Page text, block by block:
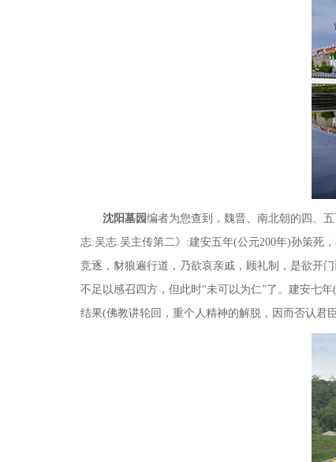
沈阳墓园编者为您查到，魏晋、南北朝的四、
志.吴志.吴主传第二》 :建安五年(公元200年)孙策死
竞逐，豺狼遍行道，乃欲哀亲戚，顾礼制，是欲开
不足以感召四方，但此时“未可以为仁”了。建安七年(
结果(佛教讲轮回，重个人精神的解脱，因而否认君